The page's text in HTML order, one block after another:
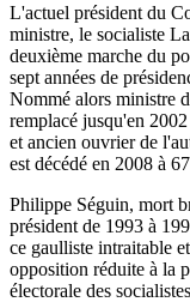
L'actuel président du
ministre, le socialiste
deuxième marche du
sept années de
Nommé alors ministre
remplacé jusqu'en
et ancien ouvrier de
est décédé en 2008 à
Philippe Séguin, mort
président de 1993 à
ce gaulliste intraitable
opposition réduite à la
électorale des